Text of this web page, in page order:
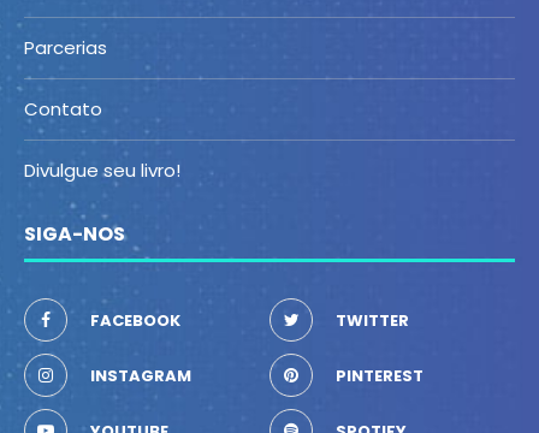
Parcerias
Contato
Divulgue seu livro!
SIGA-NOS
FACEBOOK TWITTER
INSTAGRAM PINTEREST